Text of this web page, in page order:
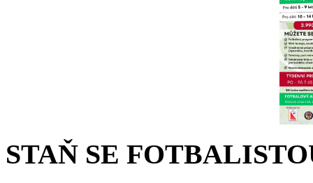
STAŇ SE